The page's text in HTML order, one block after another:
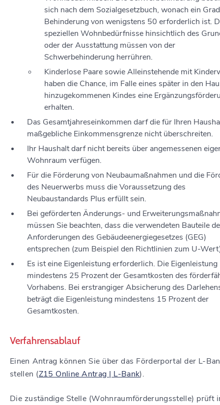
sich nach dem Sozialgesetzbuch, wonach ein
Behinderung von wenigstens 50 erforderlich ist.
speziellen Wohnbedürfnisse hinsichtlich des
oder der Ausstattung müssen von der
Schwerbehinderung herrühren.
Kinderlose Paare sowie Alleinstehende mit
haben die Chance, im Falle eines später in den
hinzugekommenen Kindes eine
erhalten.
Das Gesamtjahreseinkommen darf die für Ihren
maßgebliche Einkommensgrenze nicht überschreiten.
Ihr Haushalt darf nicht bereits über angemessenen
Wohnraum verfügen.
Für die Förderung von Neubaumaßnahmen und die
des Neuerwerbs muss die Voraussetzung des
Neubaustandards Plus erfüllt sein.
Bei geförderten Änderungs- und
müssen Sie beachten, dass die verwendeten Bauteile
Anforderungen des Gebäudeenergiegesetzes (GEG)
entsprechen (zum Beispiel den Richtlinien zum U-
Es ist eine Eigenleistung erforderlich. Die
mindestens 25 Prozent der Gesamtkosten des
Vorhabens. Bei erstrangiger Absicherung des
beträgt die Eigenleistung mindestens 15 Prozentder
Gesamtkosten.
Verfahrensablauf
Einen Antrag können Sie über das Förderportal der L-
stellen (Z15 Online Antrag | L-Bank).
Die zuständige Stelle (Wohnraumförderungsstelle) prüft